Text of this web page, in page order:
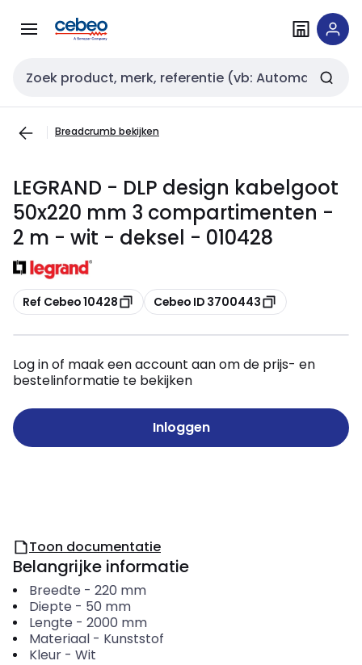
naar
naar
Zoekveld invoer
Breadcrumb bekijken
LEGRAND - DLP design kabelgoot
50x220 mm 3 compartimenten -
2 m - wit - deksel - 010428
Kopiëren
Ref Cebeo 10428 Kopiëren
Cebeo ID 3700443
Log in of maak een account aan om de prijs- en
bestelinformatie te bekijken
Inloggen
Toon documentatie
Belangrijke informatie
Breedte - 220 mm
Diepte - 50 mm
Lengte - 2000 mm
Materiaal- Kunststof
Kleur- Wit